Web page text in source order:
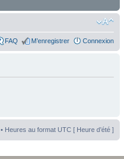
FAQ M’enregistrer Connexion
• Heures au format UTC [ Heure d’été ]